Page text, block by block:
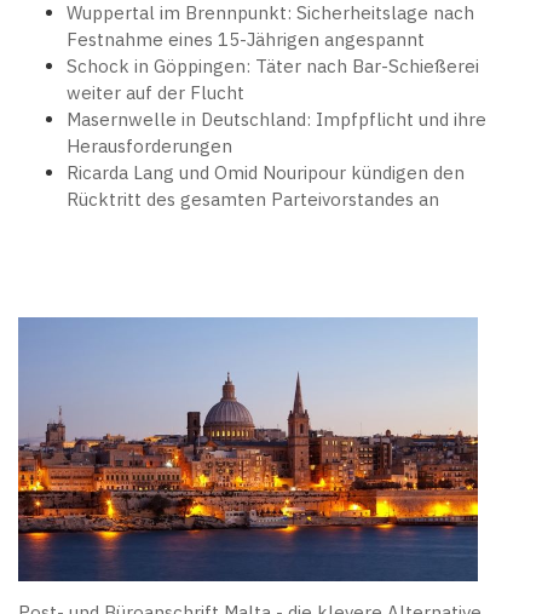
Wuppertal im Brennpunkt: Sicherheitslage nach
Festnahme eines 15-Jährigen angespannt
Schock in Göppingen: Täter nach Bar-Schießerei
weiter auf der Flucht
Masernwelle in Deutschland: Impfpflicht und ihre
Herausforderungen
Ricarda Lang und Omid Nouripour kündigen den
Rücktritt des gesamten Parteivorstandes an